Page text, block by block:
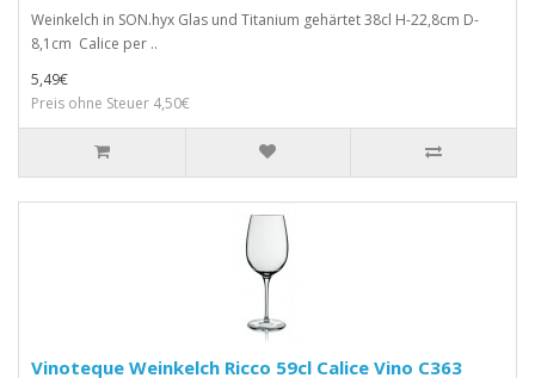
Weinkelch in SON.hyx Glas und Titanium gehärtet 38cl H-22,8cm D-
8,1cm Calice per ..
5,49€
Preis ohne Steuer 4,50€
Vinoteque Weinkelch Ricco 59cl Calice Vino C363